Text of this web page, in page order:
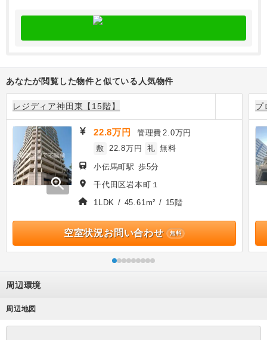
あなたが閲覧した物件と似ている人気物件
レジディア神田東【15階】
zoom_in
22.8万円 管理費 2.0万円
敷
22.8万円 礼 無料
小伝馬町駅 歩5分
千代田区岩本町１
1LDK / 45.61m² / 15階
空室状況お問い合わせ 無料
プ
周辺環境
周辺地図